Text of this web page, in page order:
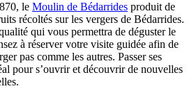
le Moulin de Bédarrides produit de
récoltés sur les vergers de Bédarrides.
qui vous permettra de déguster le
à réserver votre visite guidée afin de
pas comme les autres. Passer ses
pour s’ouvrir et découvrir de nouvelles